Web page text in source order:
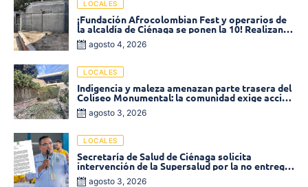
LOCALES
¡Fundación Afrocolombian Fest y operarios de
la alcaldía de Ciénaga se ponen la 10! Realizan
limpieza de la parte posterior del Coliseo
Monumental
agosto 4, 2026
LOCALES
Indigencia y maleza amenazan parte trasera del
Coliseo Monumental: la comunidad exige acción
inmediata!
agosto 3, 2026
LOCALES
Secretaría de Salud de Ciénaga solicita
intervención de la Supersalud por la no entrega
de medicamentos en las EPS
agosto 3, 2026